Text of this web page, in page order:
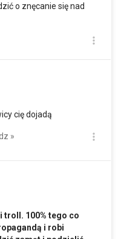
o znęcanie się nad
cię dojadą
»
troll. 100% tego co
i robi